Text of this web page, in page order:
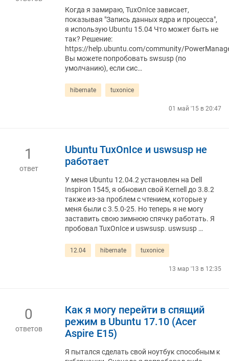
Когда я замираю, TuxOnIce зависает,
показывая "Запись данных ядра и процесса",
я использую Ubuntu 15.04 Что может быть не
так? Решение:
https://help.ubuntu.com/community/
Вы можете попробовать swsusp (по
умолчанию), если сис…
hibernate tuxonice
01 май '15 в 20:47
1
ответ
Ubuntu TuxOnIce и uswsusp не
работает
У меня Ubuntu 12.04.2 установлен на Dell
Inspiron 1545, я обновил свой Kernell до 3.8.2
также из-за проблем с чтением, которые у
меня были с 3.5.0-25. Но теперь я не могу
заставить свою зимнюю спячку работать. Я
пробовал TuxOnIce и uswsusp. uswsusp …
12.04 hibernate tuxonice
13 мар '13 в 12:35
0
ответов
Как я могу перейти в спящий
режим в Ubuntu 17.10 (Acer
Aspire E15)
Я пытался сделать свой ноутбук способным к